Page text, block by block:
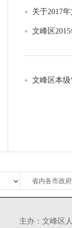
关于2017
文峰区
文峰区本
主办：文峰区